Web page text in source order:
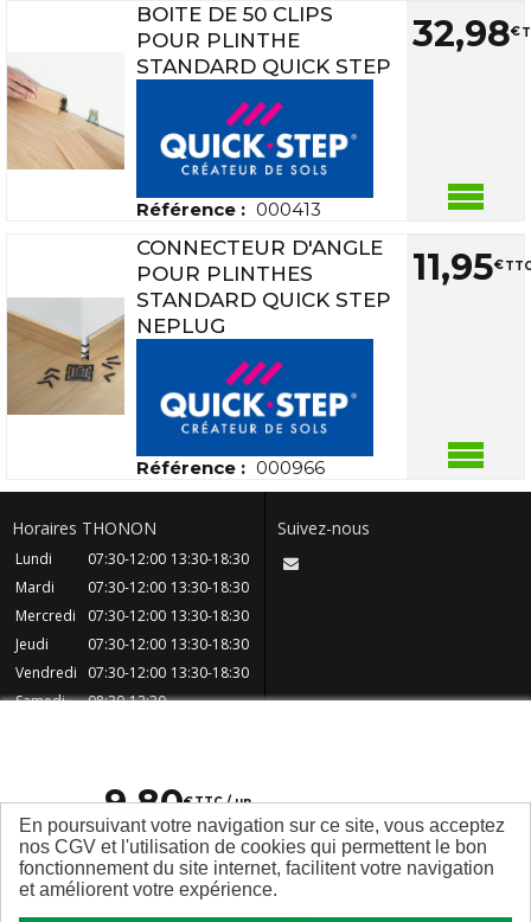
En poursuivant votre navigation sur ce site, vous acceptez
nos CGV et l'utilisation de cookies qui permettent le bon
fonctionnement du site internet, facilitent votre navigation
et améliorent votre expérience.
9,80€TTC / un
BOITE DE 50 CLIPS
POUR PLINTHE
STANDARD QUICK STEP
Référence : 000413
32,98€
CONNECTEUR D'ANGLE
POUR PLINTHES
STANDARD QUICK STEP
NEPLUG
Référence : 000966
11,95€
Horaires THONON
Lundi 07:30-12:00 13:30-18:30
Mardi
07:30-12:00 13:30-18:30
Mercredi
07:30-12:00 13:30-18:30
Jeudi
07:30-12:00 13:30-18:30
Vendredi
07:30-12:00 13:30-18:30
Samedi
08:30-12:30
Suivez-nous
Plan du site
Qui sommes nous ?